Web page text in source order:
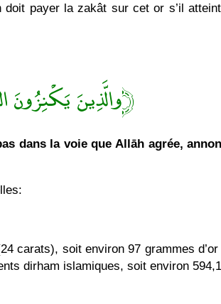
doit payer la zakât sur cet or s’il
﴿والَّذِينَ يَكْنِزُونَ
dans la voie que Allāh agrée,
carats), soit environ 97 grammes d’or
dirham islamiques, soit environ